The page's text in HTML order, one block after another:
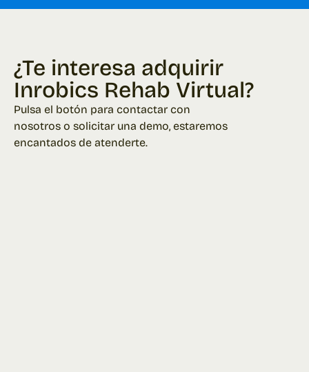
¿Te interesa adquirir
Inrobics Rehab Virtual?
Pulsa el botón para contactar con
nosotros o solicitar una demo, estaremos
encantados de atenderte.